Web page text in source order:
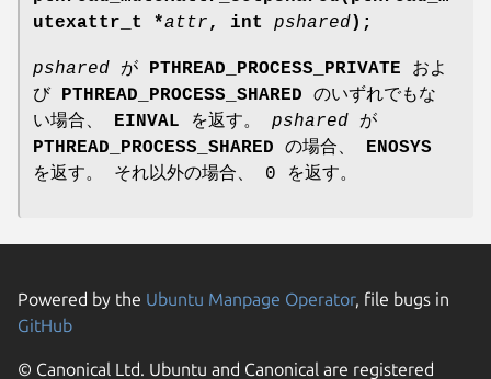
utexattr_t *attr, int pshared);
pshared が PTHREAD_PROCESS_PRIVATE およ
び PTHREAD_PROCESS_SHARED のいずれでもな
い場合、 EINVAL を返す。 pshared が
PTHREAD_PROCESS_SHARED の場合、 ENOSYS
を返す。 それ以外の場合、 0 を返す。
Powered by the Ubuntu Manpage Operator, file bugs in
GitHub
© Canonical Ltd. Ubuntu and Canonical are registered